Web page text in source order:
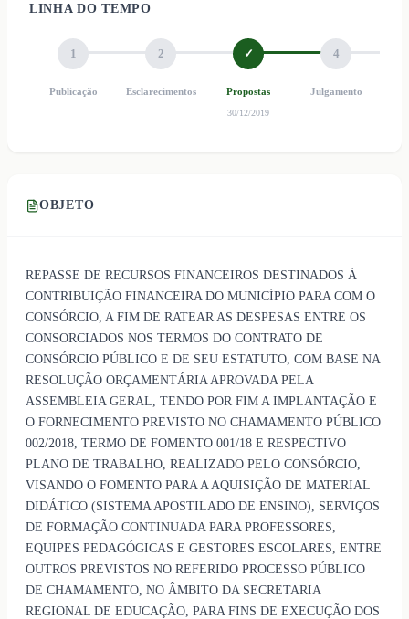
LINHA DO TEMPO
1
Publicação
2
Esclarecimentos
✓
Propostas
30/12/2019
4
Julgamento
OBJETO
REPASSE DE RECURSOS FINANCEIROS DESTINADOS À
CONTRIBUIÇÃO FINANCEIRA DO MUNICÍPIO PARA COM O
CONSÓRCIO, A FIM DE RATEAR AS DESPESAS ENTRE OS
CONSORCIADOS NOS TERMOS DO CONTRATO DE
CONSÓRCIO PÚBLICO E DE SEU ESTATUTO, COM BASE NA
RESOLUÇÃO ORÇAMENTÁRIA APROVADA PELA
ASSEMBLEIA GERAL, TENDO POR FIM A IMPLANTAÇÃO E
O FORNECIMENTO PREVISTO NO CHAMAMENTO PÚBLICO
002/2018, TERMO DE FOMENTO 001/18 E RESPECTIVO
PLANO DE TRABALHO, REALIZADO PELO CONSÓRCIO,
VISANDO O FOMENTO PARA A AQUISIÇÃO DE MATERIAL
DIDÁTICO (SISTEMA APOSTILADO DE ENSINO), SERVIÇOS
DE FORMAÇÃO CONTINUADA PARA PROFESSORES,
EQUIPES PEDAGÓGICAS E GESTORES ESCOLARES, ENTRE
OUTROS PREVISTOS NO REFERIDO PROCESSO PÚBLICO
DE CHAMAMENTO, NO ÂMBITO DA SECRETARIA
REGIONAL DE EDUCAÇÃO, PARA FINS DE EXECUÇÃO DOS